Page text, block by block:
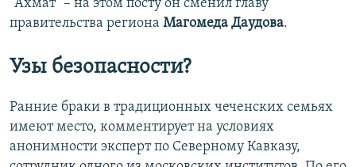
"Ахмат" – на этом посту он сменил главу
правительства региона Магомеда Даудова.
Узы безопасности?
Ранние браки в традиционных чеченских семьях
имеют место, комментирует на условиях
анонимности эксперт по Северному Кавказу,